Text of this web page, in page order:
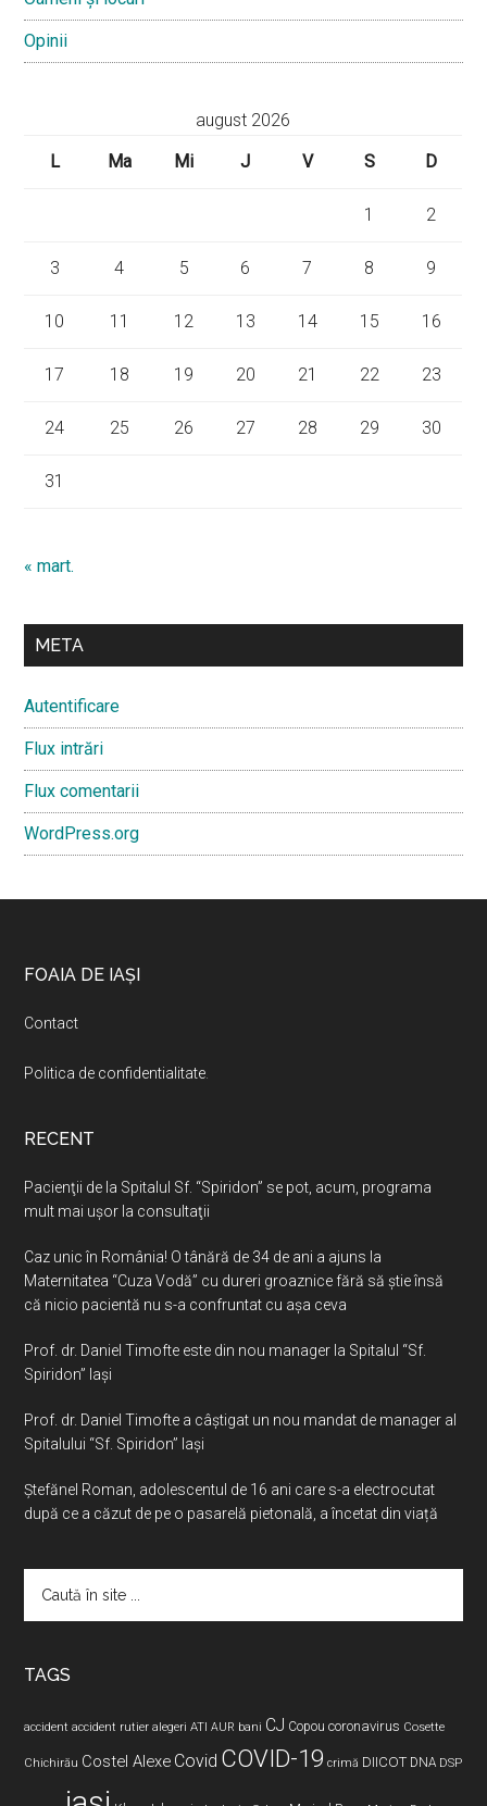
Opinii
august 2026
L
Ma Mi J V S D
1 2
3 4 5 6 7 8 9
10 11 12 13 14 15 16
17 18 19 20 21 22 23
24 25 26 27 28 29 30
31
« mart.
META
Autentificare
Flux intrări
Flux comentarii
WordPress.org
Footer
FOAIA DE IAȘI
Contact
Politica de confidentialitate
RECENT
Pacienţii de la Spitalul Sf. “Spiridon” se pot, acum, programa
mult mai uşor la consultaţii
Caz unic în România! O tânără de 34 de ani a ajuns la
Maternitatea “Cuza Vodă” cu dureri groaznice fără să ştie însă
că nicio pacientă nu s-a confruntat cu așa ceva
Prof. dr. Daniel Timofte este din nou manager la Spitalul “Sf.
Spiridon” Iaşi
Prof. dr. Daniel Timofte a câștigat un nou mandat de manager al
Spitalului “Sf. Spiridon” Iași
Ştefănel Roman, adolescentul de 16 ani care s-a electrocutat
după ce a căzut de pe o pasarelă pietonală, a încetat din viață
TAGS
accident accident rutier alegeri ATI AUR bani CJ Copou coronavirus Cosette
Chichirău Costel Alexe Covid COVID-19 crimă DIICOT DNA DSP